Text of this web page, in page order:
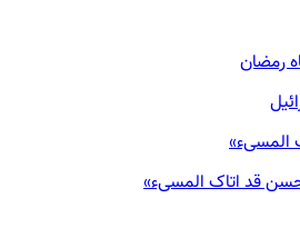
رمضان
المسیء»
قد اتاک المسیء»